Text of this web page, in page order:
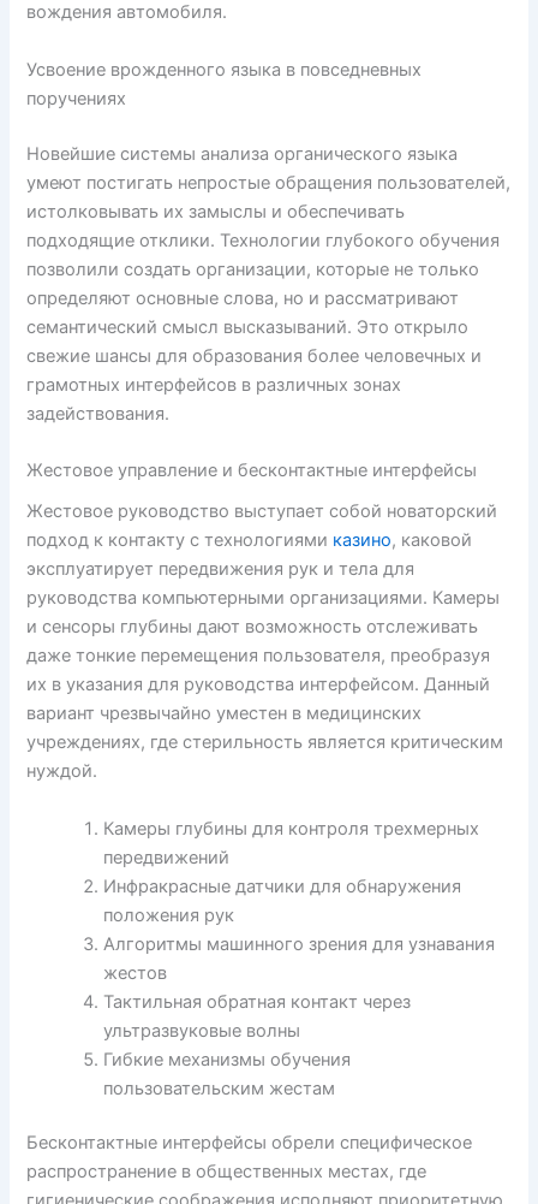
вождения автомобиля.
Усвоение врожденного языка в повседневных
поручениях
Новейшие системы анализа органического языка
умеют постигать непростые обращения пользователей,
истолковывать их замыслы и обеспечивать
подходящие отклики. Технологии глубокого обучения
позволили создать организации, которые не только
определяют основные слова, но и рассматривают
семантический смысл высказываний. Это открыло
свежие шансы для образования более человечных и
грамотных интерфейсов в различных зонах
задействования.
Жестовое управление и бесконтактные интерфейсы
Жестовое руководство выступает собой новаторский
подход к контакту с технологиями казино, каковой
эксплуатирует передвижения рук и тела для
руководства компьютерными организациями. Камеры
и сенсоры глубины дают возможность отслеживать
даже тонкие перемещения пользователя, преобразуя
их в указания для руководства интерфейсом. Данный
вариант чрезвычайно уместен в медицинских
учреждениях, где стерильность является критическим
нуждой.
Камеры глубины для контроля трехмерных
передвижений
Инфракрасные датчики для обнаружения
положения рук
Алгоритмы машинного зрения для узнавания
жестов
Тактильная обратная контакт через
ультразвуковые волны
Гибкие механизмы обучения
пользовательским жестам
Бесконтактные интерфейсы обрели специфическое
распространение в общественных местах, где